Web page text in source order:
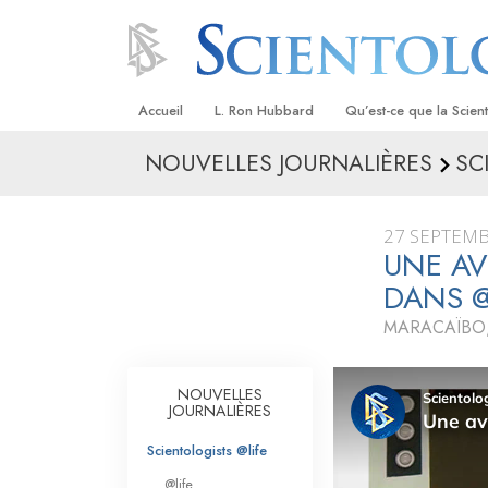
Accueil L. Ron Hubbard Qu’est-ce que la
Croyances et pratiques
Les scientologues et
Rencontrez un
À l’intérieur d’une
Les principes de base
Scientologie
La Dianétique : Une
NOUVELLES JOURNALIÈRES
27
UNE
DANS
NOUVELLES
JOURNALIÈRES
Scientologists @life